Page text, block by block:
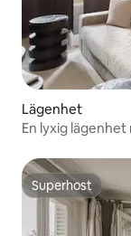
Lägenhet
En lyxig
Superhost
Superhost